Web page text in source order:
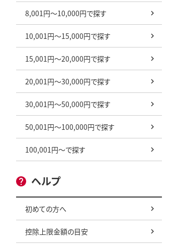
8,001円～10,000円で探す
10,001円～15,000円で探す
15,001円～20,000円で探す
20,001円～30,000円で探す
30,001円～50,000円で探す
50,001円～100,000円で探す
100,001円～で探す
ヘルプ
初めての方へ
控除上限金額の目安